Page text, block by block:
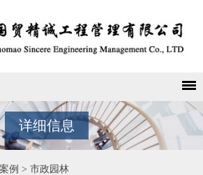
详细信息
例 > 市政园林